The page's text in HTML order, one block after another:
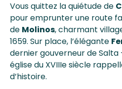
Vous quittez la quiétude de
pour emprunter une route
de Molinos, charmant
1659. Sur place, l’élégante
dernier gouverneur de Salta
église du XVIIIe siècle
d’histoire.